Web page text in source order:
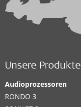
Unsere Produkte
Audioprozessoren
RONDO 3